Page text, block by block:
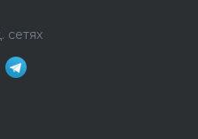
сетях